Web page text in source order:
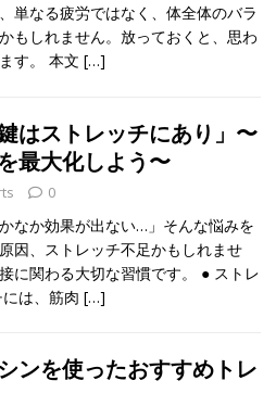
単なる疲労ではなく、体全体のバラ
もしれません。放っておくと、思わ
す。 本文 […]
はストレッチにあり」〜
最大化しよう〜
0
なか効果が出ない…」そんな悩みを
因、ストレッチ不足かもしれませ
に関わる大切な習慣です。 ● ストレ
は、筋肉 […]
ンを使ったおすすめトレ